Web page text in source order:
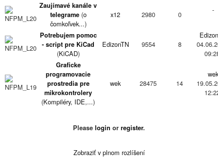
Zaujímavé kanále v
telegrame (o
čomkoľvek...)
x12 2980 0
-
Potrebujem pomoc
- script pre KiCad
(KiCAD)
EdizonTN 9554 8
Graficke
programovacie
prostredia pre
mikrokontrolery
(Kompiléry, IDE,...)
wek 28475 14
wek
konštruktívne
mminar7 5926
Elecrow - PCB
Please login or register.
Zobraziť v plnom rozlíšení